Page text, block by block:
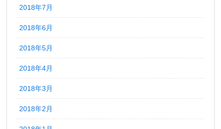
2018年7月
2018年6月
2018年5月
2018年4月
2018年3月
2018年2月